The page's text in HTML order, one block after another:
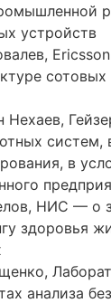
устройств
Нехаев,
систем,
в
НИС — о
здоровья
анализа